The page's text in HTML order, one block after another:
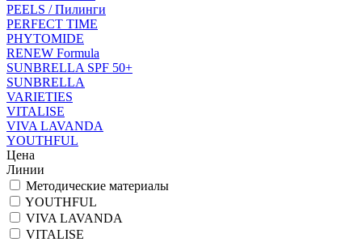
PEELS / Пилинги
PERFECT TIME
PHYTOMIDE
RENEW Formula
SUNBRELLA SPF 50+
SUNBRELLA
VARIETIES
VITALISE
VIVA LAVANDA
YOUTHFUL
Цена
Линии
Методические материалы
YOUTHFUL
VIVA LAVANDA
VITALISE